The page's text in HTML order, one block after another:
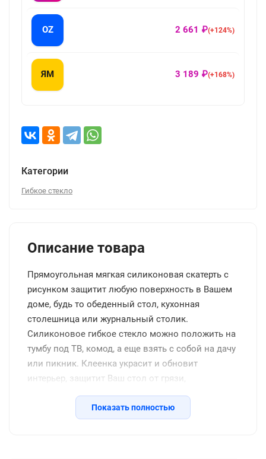
OZ 2 661 ₽(+124%)
ЯМ 3 189 ₽(+168%)
Категории
Гибкое стекло
Описание товара
Прямоугольная мягкая силиконовая скатерть с
рисунком защитит любую поверхность в Вашем
доме, будь то обеденный стол, кухонная
столешница или журнальный столик.
Силиконовое гибкое стекло можно положить на
тумбу под ТВ, комод, а еще взять с собой на дачу
или пикник. Клеенка украсит и обновит
интерьер, защитит Ваш стол от грязи,
потертостей, царапин, станет отличным
подарком на день рождения, новоселье и другие
семейные праздники, включая новый год.
Показать полностью